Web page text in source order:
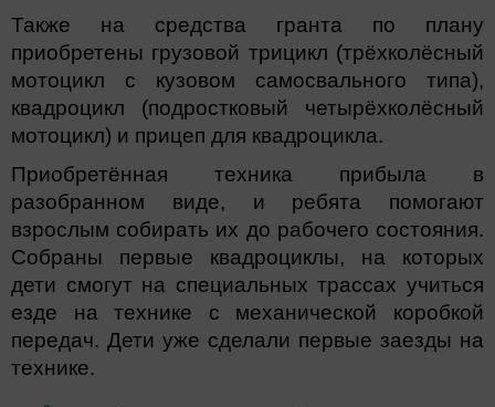
Также на средства гранта по плану
приобретены грузовой трицикл (трёхколёсный
мотоцикл с кузовом самосвального типа),
квадроцикл (подростковый четырёхколёсный
мотоцикл) и прицеп для квадроцикла.
Приобретённая техника прибыла в
разобранном виде, и ребята помогают
взрослым собирать их до рабочего состояния.
Собраны первые квадроциклы, на которых
дети смогут на специальных трассах учиться
езде на технике с механической коробкой
передач. Дети уже сделали первые заезды на
технике.